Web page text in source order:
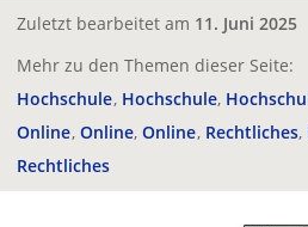
Zuletzt bearbeitet am 11. Juni 2025
Mehr zu den Themen dieser Seite:
Hochschule Hochschule
Online Online Online Rechtliches
Rechtliches